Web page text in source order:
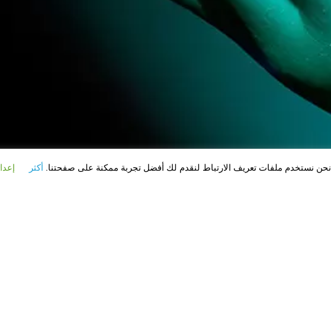
نحن نستخدم ملفات تعريف الارتباط لنقدم لك أفضل تجربة ممكنة على صفحتنا. أكثر